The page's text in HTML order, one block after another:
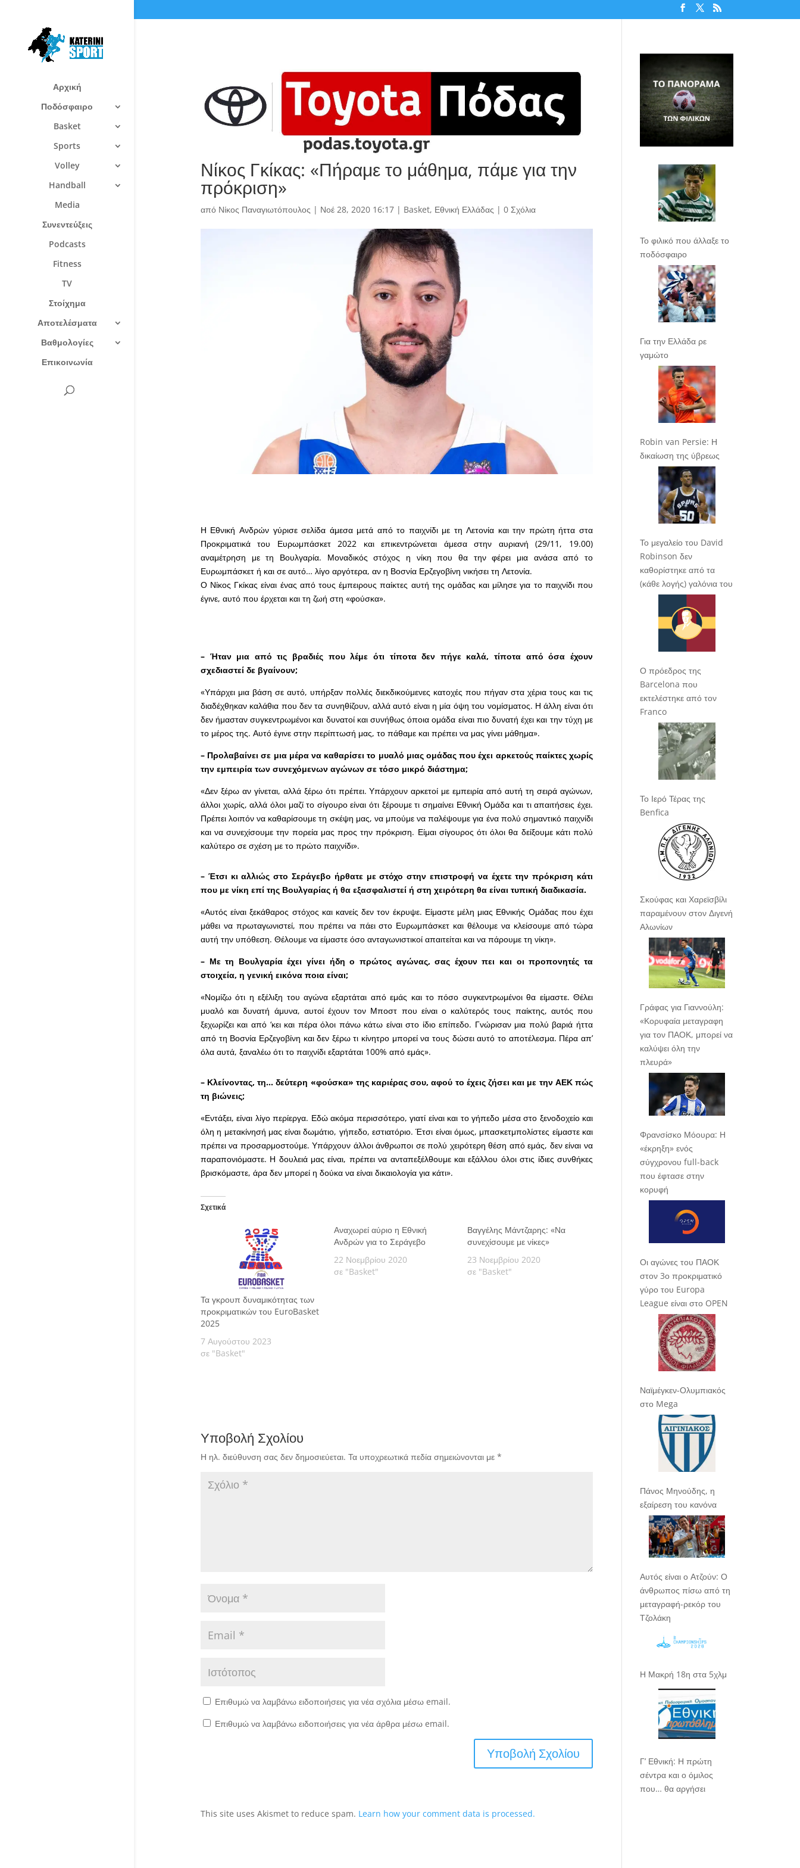
Αρχική
Ποδόσφαιρο
Basket
Sports
Volley
Handball
Media
Συνεντεύξεις
Podcasts
Fitness
TV
Στοίχημα
Αποτελέσματα
Βαθμολογίες
Επικοινωνία
Νίκος Γκίκας: «Πήραμε το μάθημα, πάμε για την
πρόκριση»
από Νίκος Παναγιωτόπουλος | Νοέ 28, 2020 16:17| Basket, Εθνική Ελλάδας | 0 Σχόλια
Η Εθνική Ανδρών γύρισε σελίδα άμεσα μετά από το παιχνίδι με τη Λετονία και την πρώτη ήττα στα
Προκριματικά του Ευρωμπάσκετ 2022 και επικεντρώνεται άμεσα στην αυριανή (29/11, 19.00)
αναμέτρηση με τη Βουλγαρία. Μοναδικός στόχος η νίκη που θα την φέρει μια ανάσα από το
Ευρωμπάσκετ ή και σε αυτό… λίγο αργότερα, αν η Βοσνία Ερζεγοβίνη νικήσει τη Λετονία.
Ο Νίκος Γκίκας είναι ένας από τους έμπειρους παίκτες αυτή της ομάδας και μίλησε για το παιχνίδι που
έγινε, αυτό που έρχεται και τη ζωή στη «φούσκα».
– Ήταν μια από τις βραδιές που λέμε ότι τίποτα δεν πήγε καλά, τίποτα από όσα έχουν
σχεδιαστεί δε βγαίνουν;
«Υπάρχει μια βάση σε αυτό, υπήρξαν πολλές διεκδικούμενες κατοχές που πήγαν στα χέρια τους και τις
διαδέχθηκαν καλάθια που δεν τα συνηθίζουν, αλλά αυτό είναι η μία όψη του νομίσματος. Η άλλη είναι ότι
δεν ήμασταν συγκεντρωμένοι και δυνατοί και συνήθως όποια ομάδα είναι πιο δυνατή έχει και την τύχη με
το μέρος της. Αυτό έγινε στην περίπτωσή μας, το πάθαμε και πρέπει να μας γίνει μάθημα».
– Προλαβαίνει σε μια μέρα να καθαρίσει το μυαλό μιας ομάδας που έχει αρκετούς παίκτες χωρίς
την εμπειρία των συνεχόμενων αγώνων σε τόσο μικρό διάστημα;
«Δεν ξέρω αν γίνεται, αλλά ξέρω ότι πρέπει. Υπάρχουν αρκετοί με εμπειρία από αυτή τη σειρά αγώνων,
άλλοι χωρίς, αλλά όλοι μαζί το σίγουρο είναι ότι ξέρουμε τι σημαίνει Εθνική Ομάδα και τι απαιτήσεις έχει.
Πρέπει λοιπόν να καθαρίσουμε τη σκέψη μας, να μπούμε να παλέψουμε για ένα πολύ σημαντικό παιχνίδι
και να συνεχίσουμε την πορεία μας προς την πρόκριση. Είμαι σίγουρος ότι όλοι θα δείξουμε κάτι πολύ
καλύτερο σε σχέση με το πρώτο παιχνίδι».
– Έτσι κι αλλιώς στο Σεράγεβο ήρθατε με στόχο στην επιστροφή να έχετε την πρόκριση κάτι
που με νίκη επί της Βουλγαρίας ή θα εξασφαλιστεί ή στη χειρότερη θα είναι τυπική διαδικασία.
«Αυτός είναι ξεκάθαρος στόχος και κανείς δεν τον έκρυψε. Είμαστε μέλη μιας Εθνικής Ομάδας που έχει
μάθει να πρωταγωνιστεί, που πρέπει να πάει στο Ευρωμπάσκετ και θέλουμε να κλείσουμε από τώρα
αυτή την υπόθεση. Θέλουμε να είμαστε όσο ανταγωνιστικοί απαιτείται και να πάρουμε τη νίκη».
– Με τη Βουλγαρία έχει γίνει ήδη ο πρώτος αγώνας, σας έχουν πει και οι προπονητές τα
στοιχεία, η γενική εικόνα ποια είναι;
«Νομίζω ότι η εξέλιξη του αγώνα εξαρτάται από εμάς και το πόσο συγκεντρωμένοι θα είμαστε. Θέλει
μυαλό και δυνατή άμυνα, αυτοί έχουν τον Μποστ που είναι ο καλύτερός τους παίκτης, αυτός που
ξεχωρίζει και από ‘κει και πέρα όλοι πάνω κάτω είναι στο ίδιο επίπεδο. Γνώρισαν μια πολύ βαριά ήττα
από τη Βοσνία Ερζεγοβίνη και δεν ξέρω τι κίνητρο μπορεί να τους δώσει αυτό το αποτέλεσμα. Πέρα απ’
όλα αυτά, ξαναλέω ότι το παιχνίδι εξαρτάται 100% από εμάς».
– Κλείνοντας, τη… δεύτερη «φούσκα» της καριέρας σου, αφού το έχεις ζήσει και με την ΑΕΚ πώς
τη βιώνεις;
«Εντάξει, είναι λίγο περίεργα. Εδώ ακόμα περισσότερο, γιατί είναι και το γήπεδο μέσα στο ξενοδοχείο και
όλη η μετακίνησή μας είναι δωμάτιο, γήπεδο, εστιατόριο. Έτσι είναι όμως, μπασκετμπολίστες είμαστε και
πρέπει να προσαρμοστούμε. Υπάρχουν άλλοι άνθρωποι σε πολύ χειρότερη θέση από εμάς, δεν είναι να
παραπονιόμαστε. Η δουλειά μας είναι, πρέπει να ανταπεξέλθουμε και εξάλλου όλοι στις ίδιες συνθήκες
βρισκόμαστε, άρα δεν μπορεί η δούκα να είναι δικαιολογία για κάτι».
Σχετικά
Τα γκρουπ δυναμικότητας των
προκριματικών του EuroBasket
2025
7 Αυγούστου 2023
σε "Basket"
Αναχωρεί αύριο η Εθνική
Ανδρών για το Σεράγεβο
22 Νοεμβρίου 2020
σε "Basket"
Βαγγέλης Μάντζαρης: «Να
συνεχίσουμε με νίκες»
23 Νοεμβρίου 2020
σε "Basket"
Υποβολή Σχολίου
Η ηλ. διεύθυνση σας δεν δημοσιεύεται. Τα υποχρεωτικά πεδία σημειώνονται με *
Επιθυμώ να λαμβάνω ειδοποιήσεις για νέα σχόλια μέσω email.
Επιθυμώ να λαμβάνω ειδοποιήσεις για νέα άρθρα μέσω email.
This site uses Akismet to reduce spam. Learn how your comment data is processed.
Το φιλικό που άλλαξε το
ποδόσφαιρο
Για την Ελλάδα ρε
γαμώτο
Robin van Persie: Η
δικαίωση της ύβρεως
Το μεγαλείο του David
Robinson δεν
καθορίστηκε από τα
(κάθε λογής) γαλόνια του
Ο πρόεδρος της
Barcelona που
εκτελέστηκε από τον
Franco
Το Ιερό Τέρας της
Benfica
Σκούφας και Χαρεϊσβίλι
παραμένουν στον Διγενή
Αλωνίων
Γράφας για Γιαννούλη:
«Κορυφαία μεταγραφη
για τον ΠΑΟΚ, μπορεί να
καλύψει όλη την
πλευρά»
Φρανσίσκο Μόουρα: Η
«έκρηξη» ενός
σύγχρονου full-back
που έφτασε στην
κορυφή
Οι αγώνες του ΠΑΟΚ
στον 3ο προκριματικό
γύρο του Europa
League είναι στο OPEN
Ναϊμέγκεν-Ολυμπιακός
στο Mega
Πάνος Μηνούδης, η
εξαίρεση του κανόνα
Αυτός είναι ο Ατζούν: Ο
άνθρωπος πίσω από τη
μεταγραφή-ρεκόρ του
Τζολάκη
Η Μακρή 18η στα 5χλμ
Γ’ Εθνική: Η πρώτη
σέντρα και ο όμιλος
που… θα αργήσει